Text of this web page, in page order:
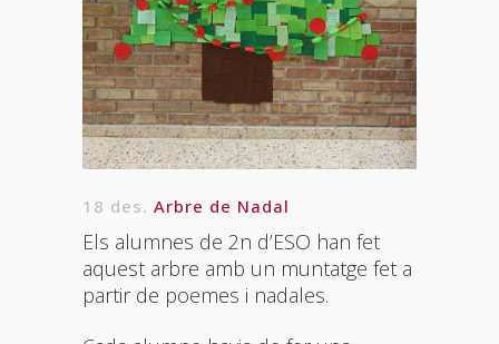
18 des. Arbre de Nadal
Els alumnes de 2n d’ESO han fet
aquest arbre amb un muntatge fet a
partir de poemes i nadales.